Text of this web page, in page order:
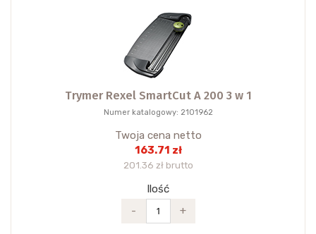
Trymer Rexel SmartCut A 200 3 w 1
Numer katalogowy: 2101962
Twoja cena netto
163.71 zł
201.36 zł brutto
Ilość
-
+